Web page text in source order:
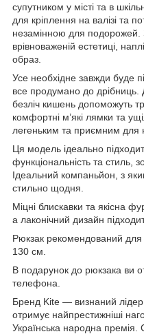
супутником у місті та в
для кріплення на валізі та
незамінною для подорожей.
врівноваженій естетиці,
образ.
Усе необхідне завжди буде
все продумано до дрібниць.
безліч кишень допоможуть
комфортні м’які лямки та
легеньким та приємним для
Ця модель ідеально
функціональність та стиль,
Ідеальний компаньйон, з
стильно щодня.
Міцні блискавки та якісна
а лаконічний дизайн
Рюкзак рекомендований для
130 см.
В подарунок до рюкзака ви
телефона.
Бренд Kite — визнаний лідер
отримує найпрестижніші
Українська народна премія.